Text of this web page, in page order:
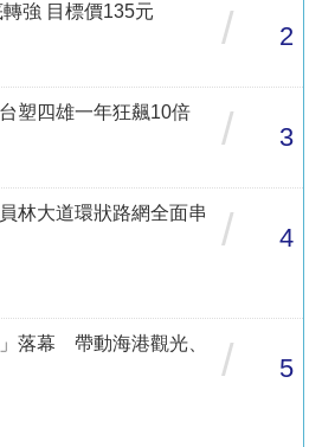
強 目標價135元
/ 2
塑四雄一年狂飆10倍
/ 3
林大道環狀路網全面串
/ 4
落幕 帶動海港觀光、
/ 5